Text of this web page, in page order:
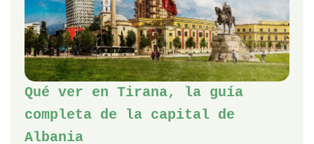
Qué ver en Tirana, la guía
completa de la capital de
Albania